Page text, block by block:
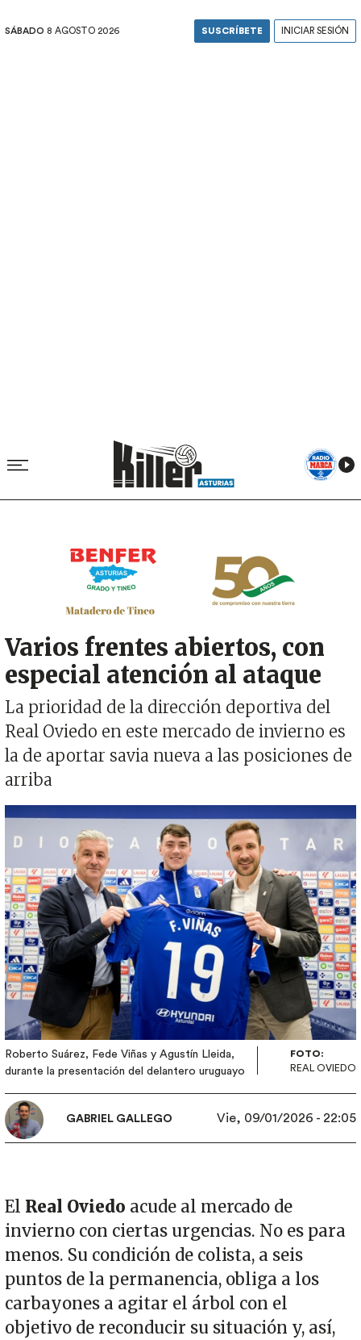
SÁBADO 8 AGOSTO 2026 SUSCRÍBETE INICIAR SESIÓN
Varios frentes abiertos, con
especial atención al ataque
La prioridad de la dirección deportiva del
Real Oviedo en este mercado de invierno es
la de aportar savia nueva a las posiciones de
arriba
Roberto Suárez, Fede Viñas y Agustín Lleida,
durante la presentación del delantero uruguayo
FOTO:
REAL OVIEDO
GABRIEL GALLEGO Vie, 09/01/2026 - 22:05
El Real Oviedo acude al mercado de
invierno con ciertas urgencias. No es para
menos. Su condición de colista, a seis
puntos de la permanencia, obliga a los
carbayones a agitar el árbol con el
objetivo de reconducir su situación y, así,